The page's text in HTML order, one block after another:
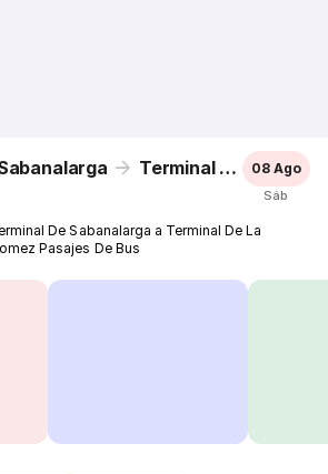
Terminal De La Gomez 08 Ago
Sáb
De Sabanalarga a Terminal De La
Pasajes De Bus